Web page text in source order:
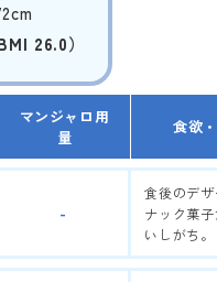
26.0）
マンジャロ用
量
食欲
-
食後のデ
ナック菓
いしがち。